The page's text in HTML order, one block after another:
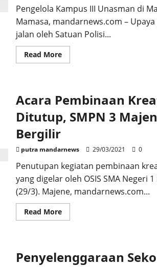
Pengelola Kampus III Unasman di
Mamasa, mandarnews.com –
jalan oleh Satuan Polisi...
Read MoreRead
more
Kampus
III
Unasman
Beri
Dukungan
Acara Pembinaan
Ditutup, SMPN 3
Bergilir
putra mandarnews 29/03/2021 0
Penutupan kegiatan pembinaan
yang digelar oleh OSIS SMA Negeri
(29/3). Majene, mandarnews.com...
Read MoreRead
more
Ditutup,
SMPN
Penyelenggaraan